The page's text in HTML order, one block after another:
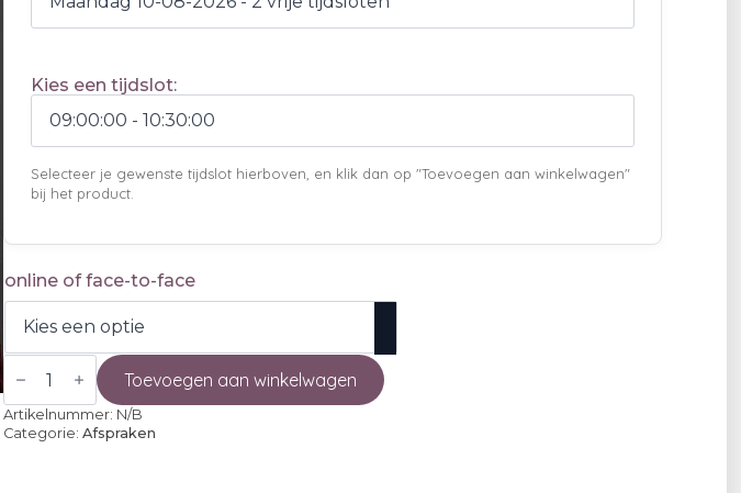
Kies een tijdslot:
Selecteer je gewenste tijdslot hierboven, en klik dan op "Toevoegen aan winkelwagen"
bij het product.
online of face-to-face
Gratis
kennismaking
aantal
Toevoegen aan winkelwagen
Artikelnummer: N/B
Categorie: Afspraken